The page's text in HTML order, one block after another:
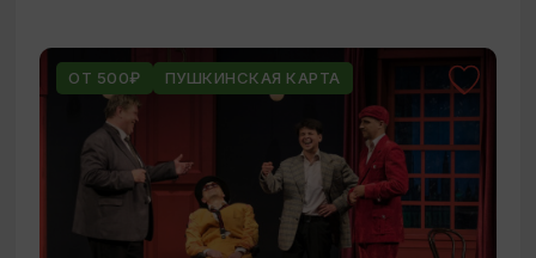
ОТ 500₽ ПУШКИНСКАЯ КАРТА